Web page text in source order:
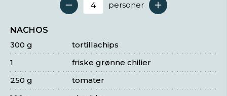
Antal serveringer
personer
NACHOS
tortillachips
300 g
friske grønne chilier
1
tomater
250 g